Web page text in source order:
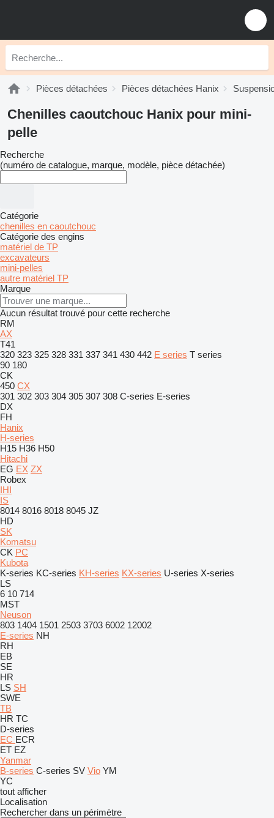
Pièces détachées Pièces détachées Hanix
Chenilles caoutchouc Hanix pour mini-
pelle
Recherche
(numéro de catalogue, marque, modèle, pièce détachée)
Catégorie
chenilles en caoutchouc
Catégorie des engins
matériel de TP
excavateurs
mini-pelles
autre matériel TP
Marque
Aucun résultat trouvé pour cette recherche
RM
AX
T41
320 323 325 328 331 337 341 430 442 E series T series
90 180
CK
450 CX
301 302 303 304 305 307 308 C-series E-series
DX
FH
Hanix
H-series
H15 H36 H50
Hitachi
EG EX ZX
Robex
IHI
IS
8014 8016 8018 8045 JZ
HD
SK
Komatsu
CK PC
Kubota
K-series KC-series KH-series KX-series U-series X-series
LS
6 10 714
MST
Neuson
803 1404 1501 2503 3703 6002 12002
E-series NH
RH
EB
SE
HR
LS SH
SWE
TB
HR TC
D-series
EC ECR
ET EZ
Yanmar
B-series C-series SV Vio YM
YC
tout afficher
Localisation
Rechercher dans un périmètre